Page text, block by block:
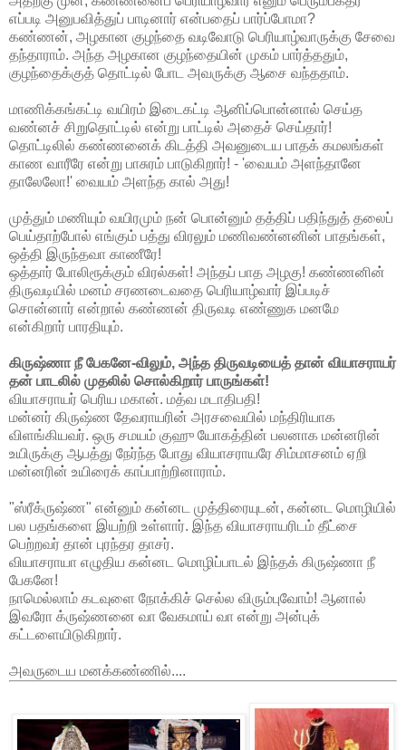
எப்படி அனுபவித்துப் பாடினார் என்பதைப் பார்ப்போமா?
கண்ணன், அழகான குழந்தை வடிவோடு பெரியாழ்வாருக்கு சேவை
தந்தாராம். அந்த அழகான குழந்தையின் முகம் பார்த்ததும்,
குழந்தைக்குத் தொட்டில் போட அவருக்கு ஆசை வந்ததாம்.
மாணிக்கங்கட்டி வயிரம் இடைகட்டி ஆனிப்பொன்னால் செய்த
வண்னச் சிறுதொட்டில் என்று பாட்டில் அதைச் செய்தார்!
தொட்டிலில் கண்ணனைக் கிடத்தி அவனுடைய பாதக் கமலங்கள்
காண வாரீரே என்று பாசுரம் பாடுகிறார்! - 'வையம் அளந்தானே
தாலேலோ!' வையம் அளந்த கால் அது!
முத்தும் மணியும் வயிரமும் நன் பொன்னும் தத்திப் பதிந்துத் தலைப்
பெய்தாற்போல் எங்கும் பத்து விரலும் மணிவண்னனின் பாதங்கள்,
ஒத்தி இருந்தவா காணீரே!
ஒத்தார் போலிரூக்கும் விரல்கள்! அந்தப் பாத அழகு! கண்ணனின்
திருவடியில் மனம் சரணடைவதை பெரியாழ்வார் இப்படிச்
சொன்னார் என்றால் கண்ணன் திருவடி எண்ணுக மனமே
என்கிறார் பாரதியும்.
கிருஷ்ணா நீ பேகனே-விலும், அந்த திருவடியைத் தான் வியாசராயர்
தன் பாடலில் முதலில் சொல்கிறார் பாருங்கள்!
வியாசராயர் பெரிய மகான். மத்வ மடாதிபதி!
மன்னர் கிருஷ்ண தேவராயரின் அரசவையில் மந்திரியாக
விளங்கியவர். ஒரு சமயம் குஹு யோகத்தின் பலனாக மன்னரின்
உயிருக்கு ஆபத்து நேர்ந்த போது வியாசராயரே சிம்மாசனம் ஏறி
மன்னரின் உயிரைக் காப்பாற்றினாராம்.
"ஸ்ரீக்ருஷ்ண" என்னும் கன்னட முத்திரையுடன், கன்னட மொழியில்
பல பதங்களை இயற்றி உள்ளார். இந்த வியாசராயரிடம் தீட்சை
பெற்றவர் தான் புரந்தர தாசர்.
வியாசராயா எழுதிய கன்னட மொழிப்பாடல் இந்தக் கிருஷ்ணா நீ
பேகனே!
நாமெல்லாம் கடவுளை நோக்கிச் செல்ல விரும்புவோம்! ஆனால்
இவரோ க்ருஷ்ணனை வா வேகமாய் வா என்று அன்புக்
கட்டளையிடுகிறார்.
அவருடைய மனக்கண்ணில்....